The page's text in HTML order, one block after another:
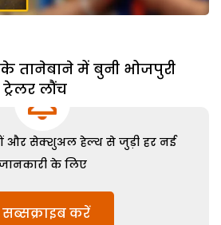
के तानेबाने में बुनी भोजपुरी
लौंच
और सेक्शुअल हेल्थ से जुड़ी हर नई
के लिए
सब्सक्राइब करें